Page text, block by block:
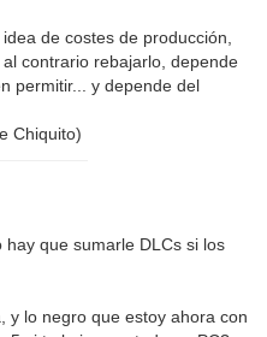
de costes de producción,
contrario rebajarlo, depende
permitir... y depende del
Chiquito)
que sumarle DLCs si los
y lo negro que estoy ahora con